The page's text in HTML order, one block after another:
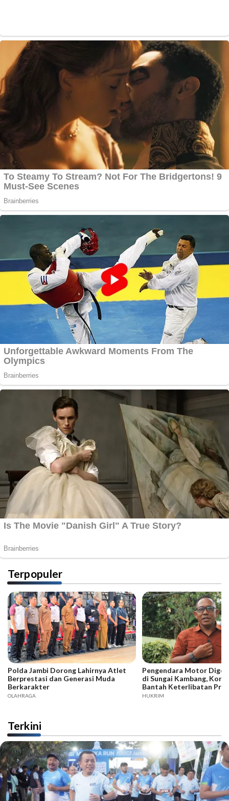
Terpopuler
Polda Jambi Dorong Lahirnya Atlet
Berprestasi dan Generasi Muda
Berkarakter
OLAHRAGA
Pengendara Motor
di Sungai Kambang,
Bantah Keterlibatan
HUKRIM
Terkini